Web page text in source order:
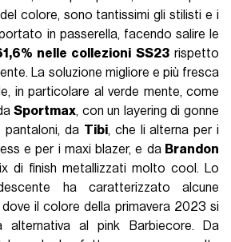
colore, sono tantissimi gli stilisti e i
in passerella, facendo salire le
nelle collezioni SS23rispetto
La soluzione migliore e più fresca
in particolare al verde mente, come
Sportmax, con un layering di gonne
da Tibi, che li alterna per i
e per i maxi blazer, e daBrandon
di finish metallizzati molto cool. Lo
ha caratterizzato alcune
dove il colore della primavera 2023 si
alternativa al pink Barbiecore. Da